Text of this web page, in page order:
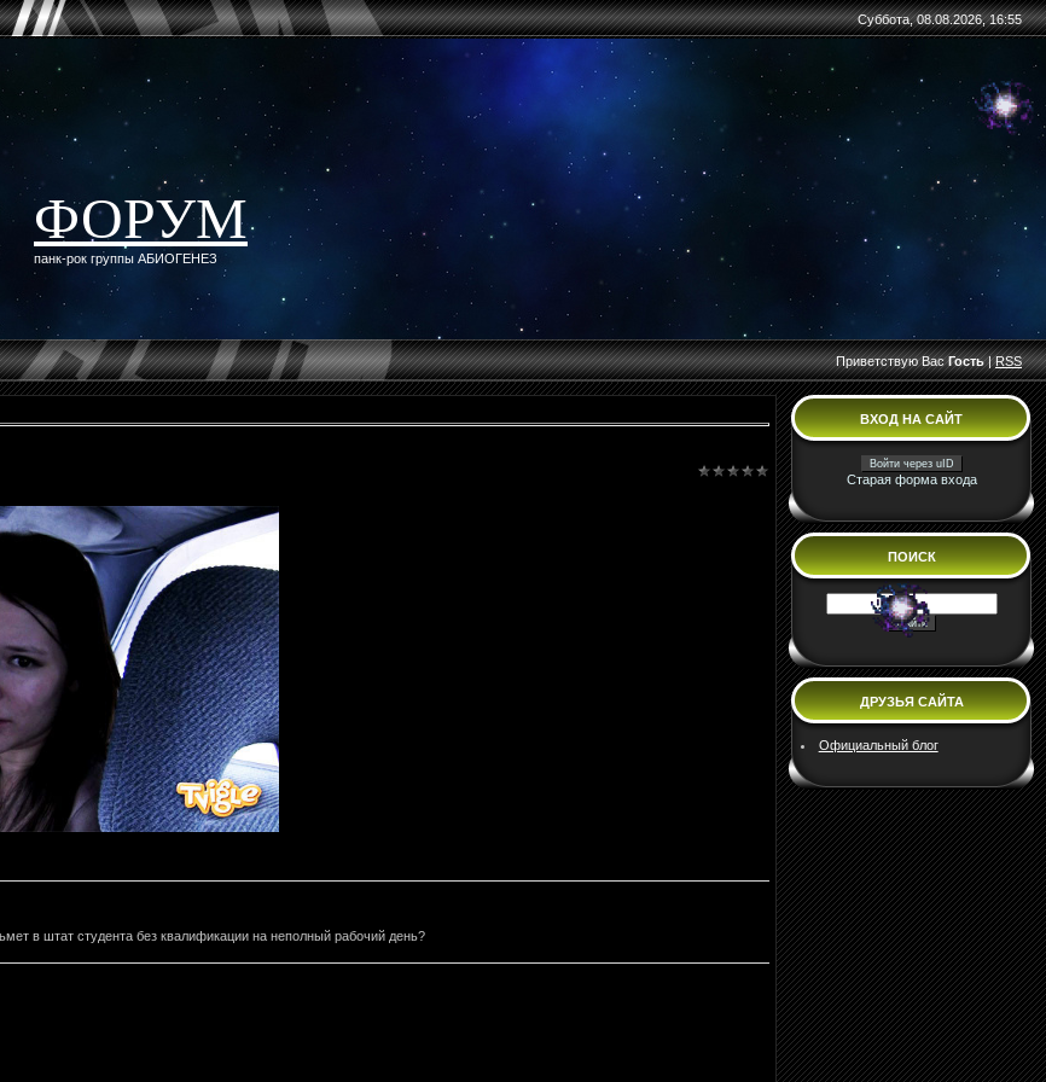
Суббота, 08.08.2026, 16:55
ФОРУМ
панк-рок группы АБИОГЕНЕЗ
Приветствую Вас Гость|RSS
в штат студента без квалификации на неполный рабочий день?
ВХОД НА САЙТ
Войти через uID
Старая форма входа
ПОИСК
ДРУЗЬЯ САЙТА
Официальный блог